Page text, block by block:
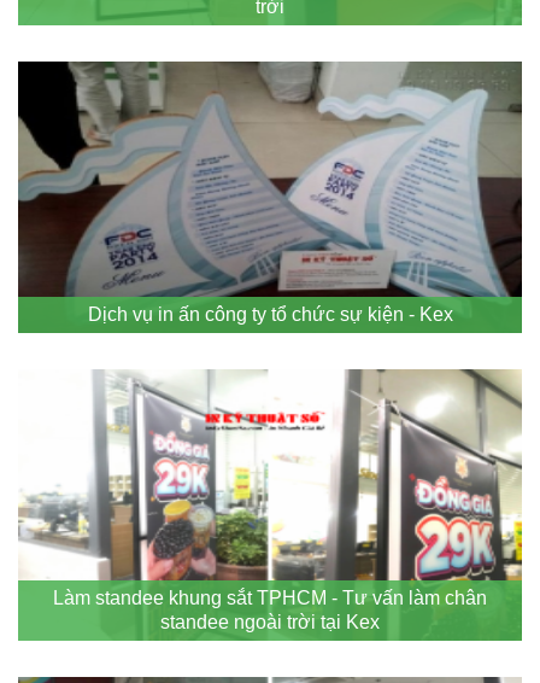
trời
Dịch vụ in ấn công ty tổ chức sự kiện - Kex
Làm standee khung sắt TPHCM - Tư vấn làm chân
standee ngoài trời tại Kex